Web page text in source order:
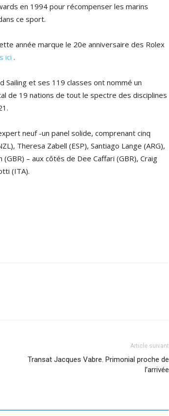
en 1994 pour récompenser les marins
ce sport.
année marque le 20e anniversaire des Rolex
ici .
Sailing et ses 119 classes ont nommé un
de 19 nations de tout le spectre des disciplines
neuf -un panel solide, comprenant cinq
Theresa Zabell (ESP), Santiago Lange (ARG),
– aux côtés de Dee Caffari (GBR), Craig
(ITA).
Article suivant
Transat Jacques Vabre. Primonial proche de
l’arrivée